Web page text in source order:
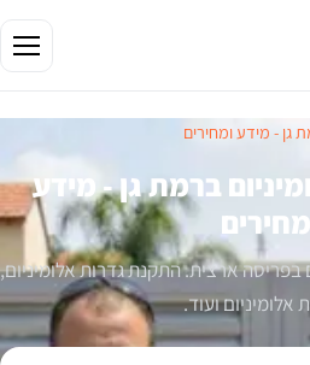
גן - מידע ומחירים
ברמת גן - מידע
בפריסה ארצית. התקנת גדרות אלומיניום,
אלומיניום ועוד.